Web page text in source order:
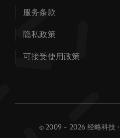
服务条款
隐私政策
可接受使用政策
© 2009 - 2026 经略科技